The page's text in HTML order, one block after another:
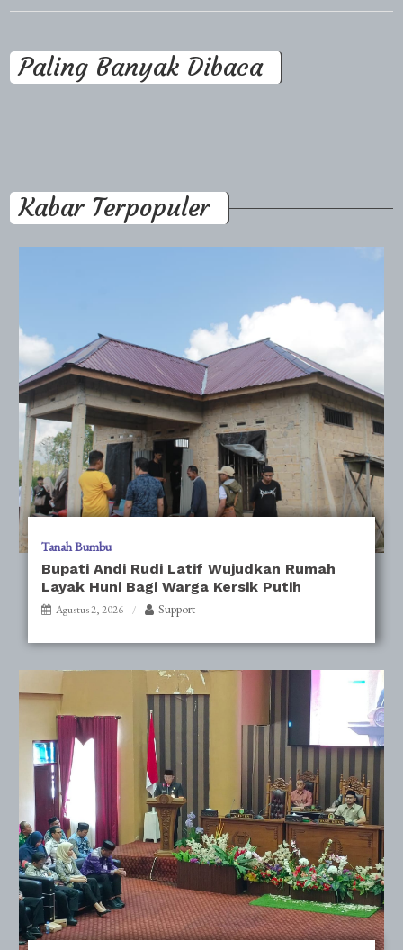
Paling Banyak Dibaca
Kabar Terpopuler
Tanah Bumbu
Bupati Andi Rudi Latif Wujudkan Rumah
Layak Huni Bagi Warga Kersik Putih
Agustus 2, 2026 Support